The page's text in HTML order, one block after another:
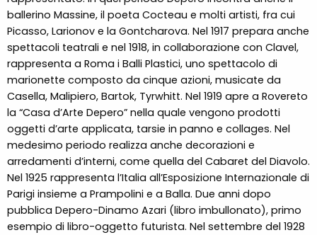
ballerino Massine, il poeta Cocteau e molti artisti, fra cui
Picasso, Larionov e la Gontcharova. Nel 1917 prepara anche
spettacoli teatrali e nel 1918, in collaborazione con Clavel,
rappresenta a Roma i Balli Plastici, uno spettacolo di
marionette composto da cinque azioni, musicate da
Casella, Malipiero, Bartok, Tyrwhitt. Nel 1919 apre a Rovereto
la “Casa d’Arte Depero” nella quale vengono prodotti
oggetti d’arte applicata, tarsie in panno e collages. Nel
medesimo periodo realizza anche decorazioni e
arredamenti d’interni, come quella del Cabaret del Diavolo.
Nel 1925 rappresenta l’Italia all’Esposizione Internazionale di
Parigi insieme a Prampolini e a Balla. Due anni dopo
pubblica Depero-Dinamo Azari (libro imbullonato), primo
esempio di libro-oggetto futurista. Nel settembre del 1928